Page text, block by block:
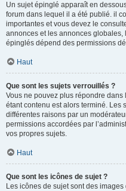
Un sujet épinglé apparaît en
forum dans lequel il a été publié. il
importantes et vous devez le
annonces et les annonces
épinglés dépend des permissions
Haut
Que sont les sujets verrouillés ?
Vous ne pouvez plus répondre
étant contenu est alors terminé. Les
différentes raisons par un
permissions accordées par
vos propres sujets.
Haut
Que sont les icônes de sujet ?
Les icônes de sujet sont des